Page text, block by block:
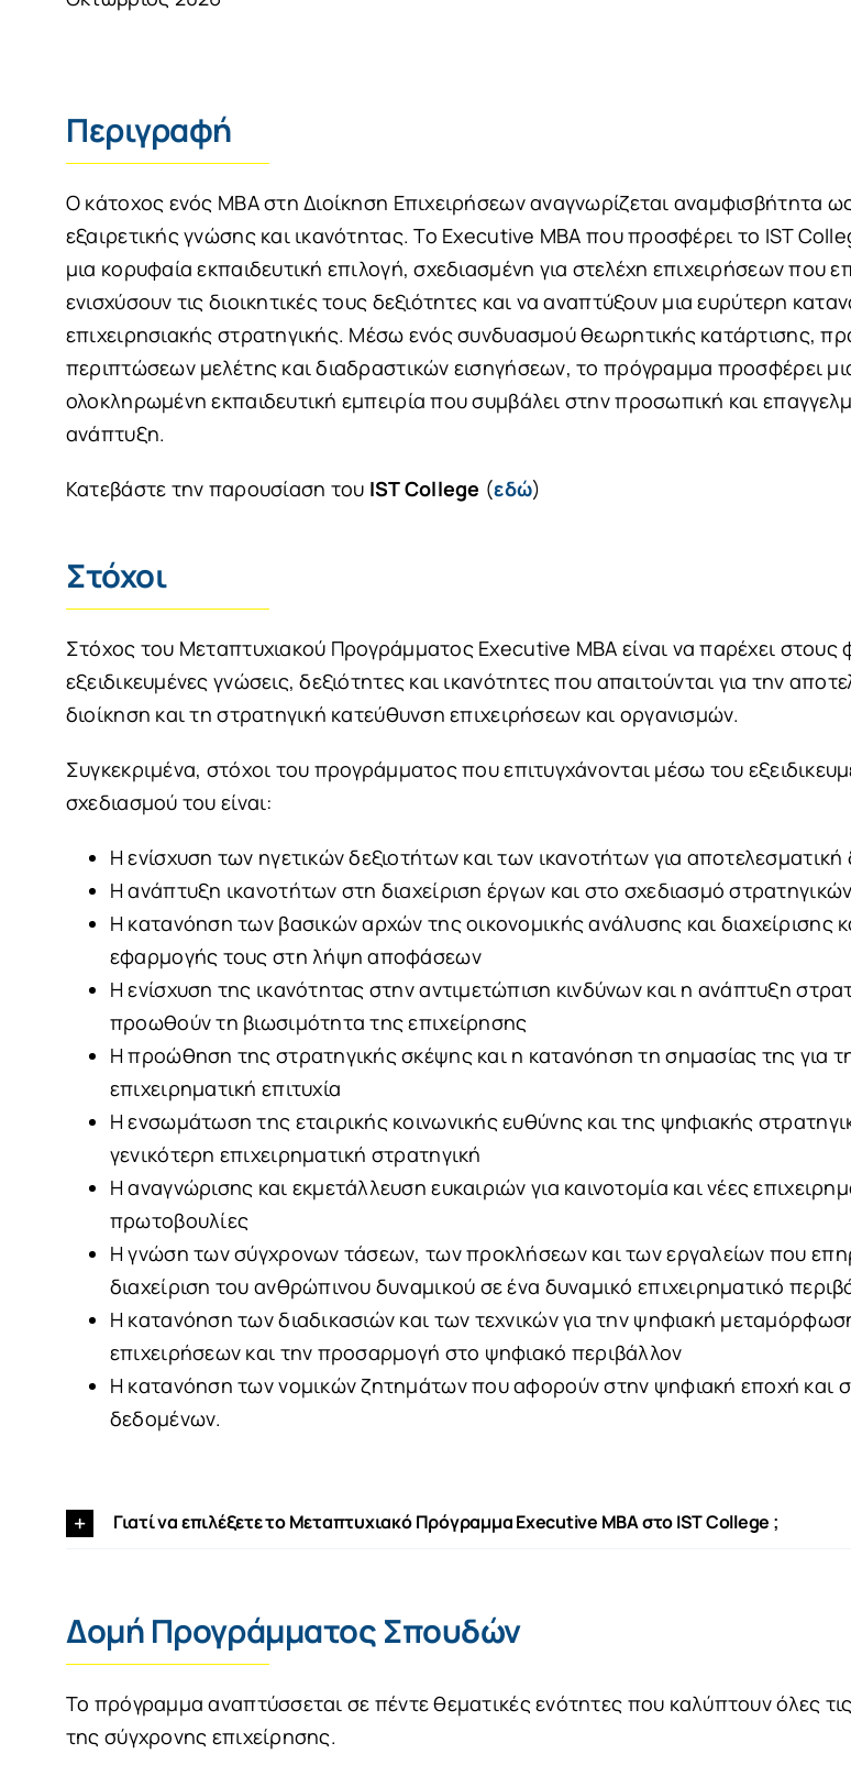
Περιγραφή
O κάτοχος ενός ΜΒΑ στη Διοίκηση Επιχειρήσεων αναγνωρίζεται αναμφισβήτητα
εξαιρετικής γνώσης και ικανότητας. Το Executive MBA που προσφέρει το IST
μια κορυφαία εκπαιδευτική επιλογή, σχεδιασμένη για στελέχη επιχειρήσεων που
ενισχύσουν τις διοικητικές τους δεξιότητες και να αναπτύξουν μια ευρύτερη
επιχειρησιακής στρατηγικής. Μέσω ενός συνδυασμού θεωρητικής κατάρτισης,
περιπτώσεων μελέτης και διαδραστικών εισηγήσεων, το πρόγραμμα προσφέρει
ολοκληρωμένη εκπαιδευτική εμπειρία που συμβάλει στην προσωπική και
ανάπτυξη.
Κατεβάστε την παρουσίαση του ISTCollege (εδώ)
Στόχοι
Στόχος του Μεταπτυχιακού Προγράμματος Executive MBA είναι να παρέχει στους
εξειδικευμένες γνώσεις, δεξιότητες και ικανότητες που απαιτούνται για την
διοίκηση και τη στρατηγική κατεύθυνση επιχειρήσεων και οργανισμών.
Συγκεκριμένα, στόχοι του προγράμματος που επιτυγχάνονται μέσω του
σχεδιασμού του είναι:
Η ενίσχυση των ηγετικών δεξιοτήτων και των ικανοτήτων για αποτελεσματική
Η ανάπτυξη ικανοτήτων στη διαχείριση έργων και στο σχεδιασμό
H κατανόηση των βασικών αρχών της οικονομικής ανάλυσης και διαχείρισης
εφαρμογής τους στη λήψη αποφάσεων
Η ενίσχυση της ικανότητας στην αντιμετώπιση κινδύνων και η ανάπτυξη
προωθούν τη βιωσιμότητα της επιχείρησης
Η προώθηση της στρατηγικής σκέψης και η κατανόηση τη σημασίας της για
επιχειρηματική επιτυχία
Η ενσωμάτωση της εταιρικής κοινωνικής ευθύνης και της ψηφιακής
γενικότερη επιχειρηματική στρατηγική
Η αναγνώρισης και εκμετάλλευση ευκαιριών για καινοτομία και νέες
πρωτοβουλίες
H γνώση των σύγχρονων τάσεων, των προκλήσεων και των εργαλείων που
διαχείριση του ανθρώπινου δυναμικού σε ένα δυναμικό επιχειρηματικό
H κατανόηση των διαδικασιών και των τεχνικών για την ψηφιακή
επιχειρήσεων και την προσαρμογή στο ψηφιακό περιβάλλον
Η κατανόηση των νομικών ζητημάτων που αφορούν στην ψηφιακή εποχή και
δεδομένων.
Γιατί να επιλέξετε το Μεταπτυχιακό Πρόγραμμα Executive ΜΒΑ στο IST College ;
Δομή Προγράμματος Σπουδών
Το πρόγραμμα αναπτύσσεται σε πέντε θεματικές ενότητες που καλύπτουν όλες τις
της σύγχρονης επιχείρησης.